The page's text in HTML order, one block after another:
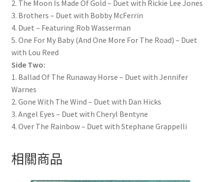
2. The Moon Is Made Of Gold – Duet with Rickie Lee Jones
3. Brothers – Duet with Bobby McFerrin
4. Duet – Featuring Rob Wasserman
5. One For My Baby (And One More For The Road) – Duet
with Lou Reed
Side Two:
1. Ballad Of The Runaway Horse – Duet with Jennifer
Warnes
2. Gone With The Wind – Duet with Dan Hicks
3. Angel Eyes – Duet with Cheryl Bentyne
4. Over The Rainbow – Duet with Stephane Grappelli
相關商品